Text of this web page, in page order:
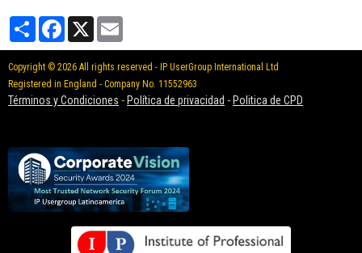
PartagerFacebook
X
Copyright © 2026 All rights reserved - IP UserGroup International Ltd
Registered in England - Company No. 11552963
Términos y Condiciones - Política de privacidad - Politica de CPD